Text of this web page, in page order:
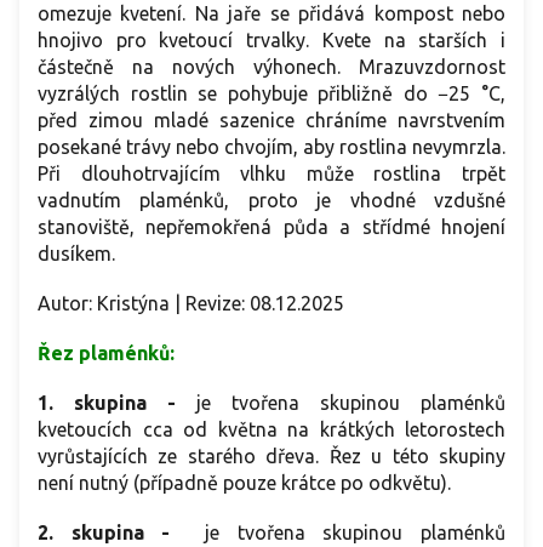
omezuje kvetení. Na jaře se přidává kompost nebo
hnojivo pro kvetoucí trvalky. Kvete na starších i
částečně na nových výhonech. Mrazuvzdornost
vyzrálých rostlin se pohybuje přibližně do −25 °C,
před zimou mladé sazenice chráníme navrstvením
posekané trávy nebo chvojím, aby rostlina nevymrzla.
Při dlouhotrvajícím vlhku může rostlina trpět
vadnutím plaménků, proto je vhodné vzdušné
stanoviště, nepřemokřená půda a střídmé hnojení
dusíkem.
Autor: Kristýna | Revize: 08.12.2025
Řez plaménků:
1. skupina - je tvořena skupinou plaménků
kvetoucích cca od května na krátkých letorostech
vyrůstajících ze starého dřeva. Řez u této skupiny
není nutný (případně pouze krátce po odkvětu).
2. skupina -
je tvořena skupinou plaménků